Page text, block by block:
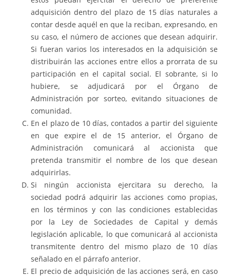
adquisición dentro del plazo de 15 días naturales a
contar desde aquél en que la reciban, expresando, en
su caso, el número de acciones que desean adquirir.
Si fueran varios los interesados en la adquisición se
distribuirán las acciones entre ellos a prorrata de su
participación en el capital social. El sobrante, si lo
hubiere, se adjudicará por el Órgano de
Administración por sorteo, evitando situaciones de
comunidad.
En el plazo de 10 días, contados a partir del siguiente
en que expire el de 15 anterior, el Órgano de
Administración comunicará al accionista que
pretenda transmitir el nombre de los que desean
adquirirlas.
Si ningún accionista ejercitara su derecho, la
sociedad podrá adquirir las acciones como propias,
en los términos y con las condiciones establecidas
por la Ley de Sociedades de Capital y demás
legislación aplicable, lo que comunicará al accionista
transmitente dentro del mismo plazo de 10 días
señalado en el párrafo anterior.
El precio de adquisición de las acciones será, en caso